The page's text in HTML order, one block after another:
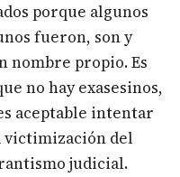
porque algunos
fueron, son y
nombre propio. Es
no hay exasesinos,
aceptable intentar
victimización del
judicial.